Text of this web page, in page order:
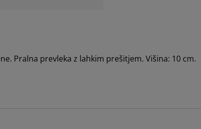
Pralna prevleka z lahkim prešitjem. Višina: 10 cm.